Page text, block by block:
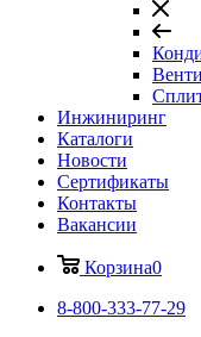
Инжиниринг
Каталоги
Новости
Сертификаты
Контакты
Вакансии
Корзина0
8-800-333-77-29